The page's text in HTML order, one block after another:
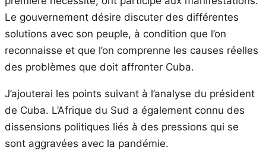
Le gouvernement désire discuter des différentes
solutions avec son peuple, à condition que l’on
reconnaisse et que l’on comprenne les causes réelles
des problèmes que doit affronter Cuba.
J’ajouterai les points suivant à l’analyse du président
de Cuba. L’Afrique du Sud a également connu des
dissensions politiques liés à des pressions qui se
sont aggravées avec la pandémie.